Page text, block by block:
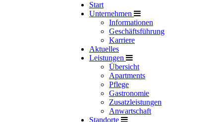
Start
Unternehmen
Informationen
Geschäftsführung
Karriere
Aktuelles
Leistungen
Übersicht
Apartments
Pflege
Gastronomie
Zusatzleistungen
Anwartschaft
Standorte